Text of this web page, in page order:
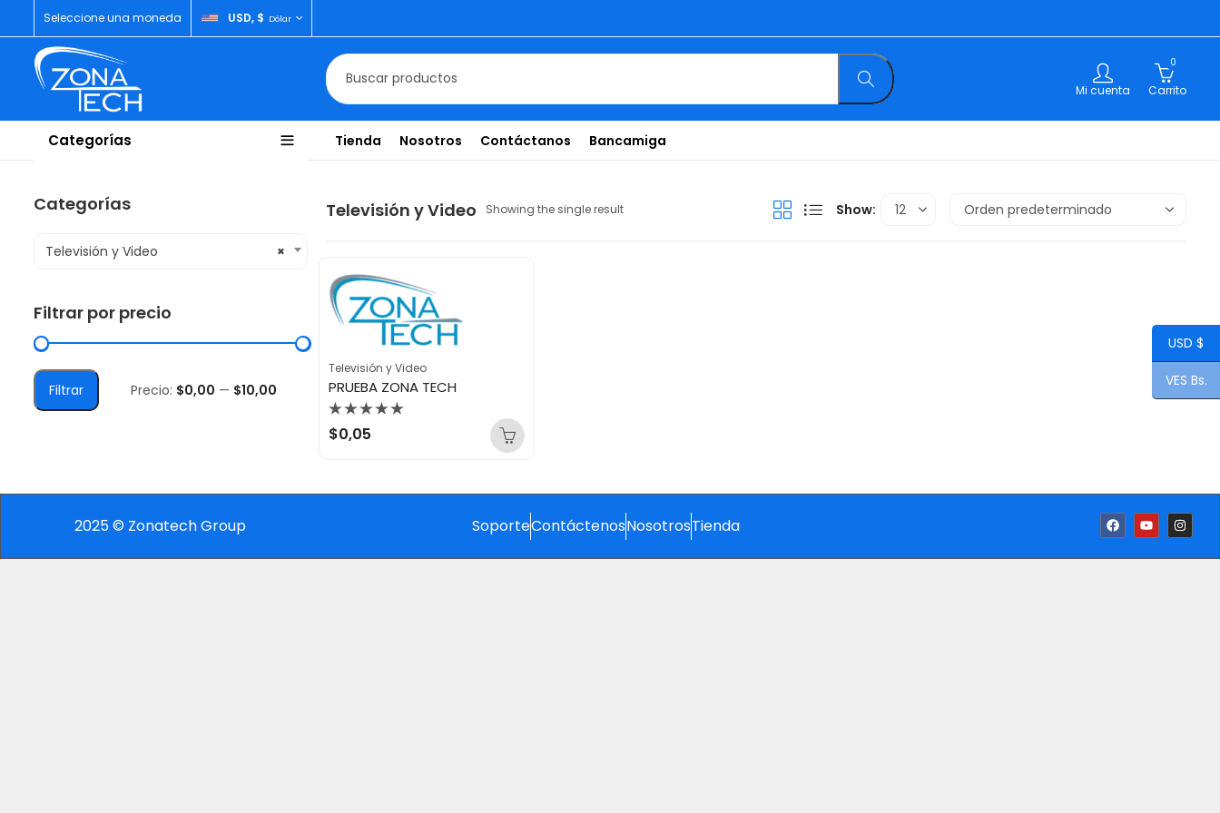
Seleccione una moneda USD, $ Dólar
Mi cuenta
0
Carrito
Categorías Tienda Nosotros Contáctanos Bancamiga
Televisión y Video Showing the single result Show:
Televisión y Video
PRUEBA ZONA TECH
Valorado
con
$0,05
Categorías
×
Televisión y Video
Filtrar por precio
Filtrar Precio: $0,00 — $10,00
2025 © Zonatech Group SoporteContáctenosNosotrosTienda
USD $
VES Bs.